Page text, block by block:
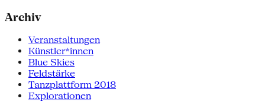
Archiv
Veranstaltungen
Künstler*innen
Blue Skies
Feldstärke
Tanzplattform 2018
Explorationen